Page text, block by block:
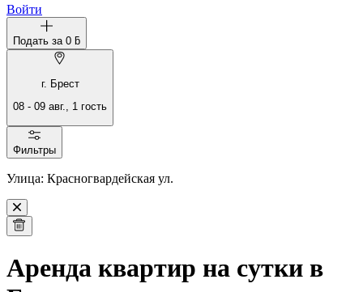
Войти
Подать за 0 ƃ
г. Брест
08 - 09 авг., 1 гость
Фильтры
Улица: Красногвардейская ул.
Аренда квартир на сутки в